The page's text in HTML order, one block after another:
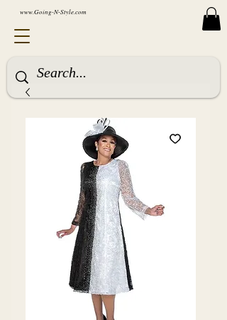
www.Going-N-Style.com